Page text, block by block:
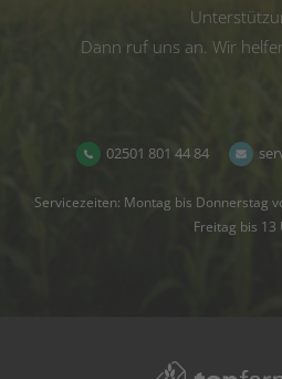
Dann ruf uns an. Wir
02501 801 44 84
Servicezeiten: Montag bis Donnerstag
Freitag bis 13